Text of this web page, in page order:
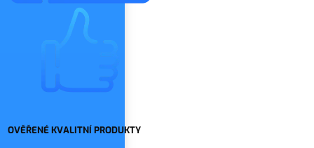
OVĚŘENÉ KVALITNÍ PRODUKTY